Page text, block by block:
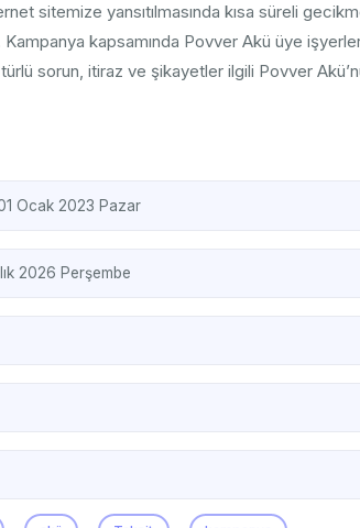
sitemize yansıtılmasında kısa süreli
Kampanya kapsamında Povver Akü üye
sorun, itiraz ve şikayetler ilgili Povver
Ocak 2023 Pazar
2026 Perşembe